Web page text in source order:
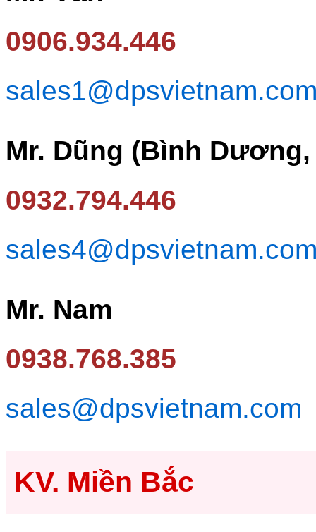
0906.934.446
Mr. Dũng (Bình
0932.794.446
Mr. Nam
0938.768.385
sales@dpsvietnam.com
KV. Miền Bắc